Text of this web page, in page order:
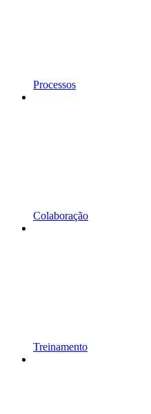
Processos
Colaboração
Treinamento